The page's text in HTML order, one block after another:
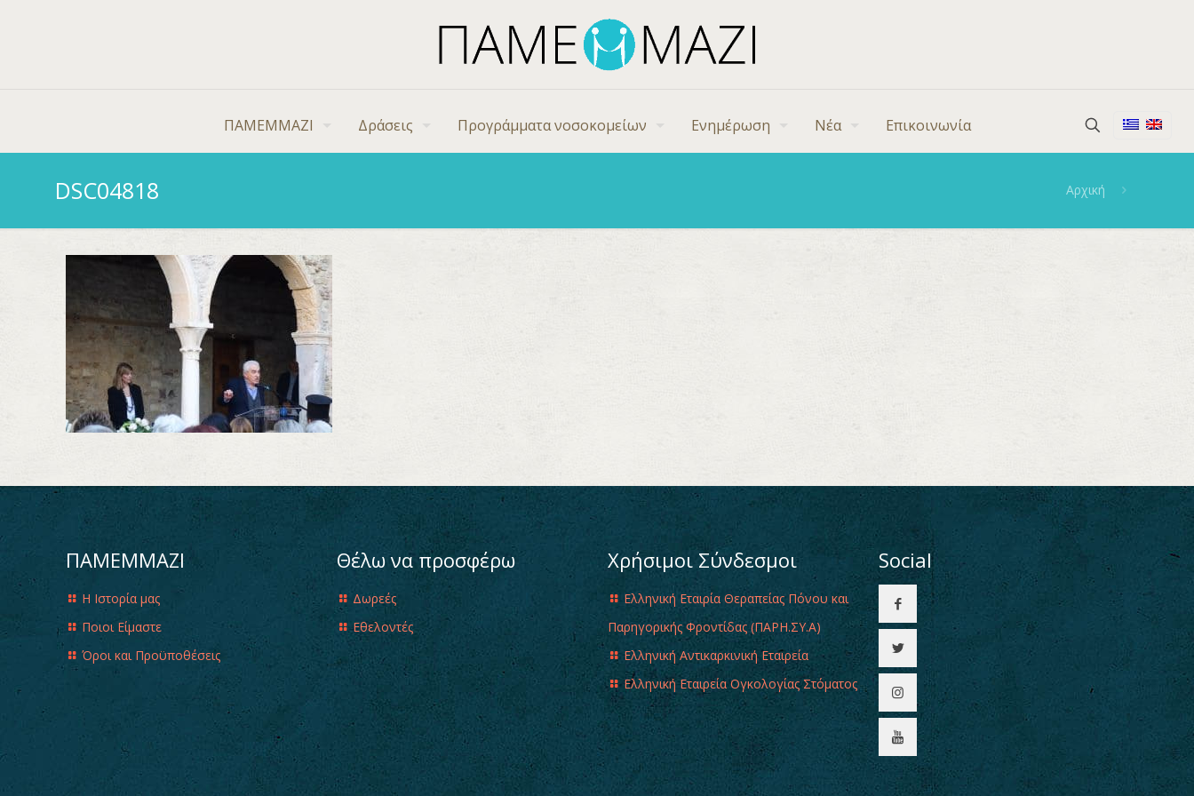
ΠΑΜΕΜΜΑΖΙ Δράσεις Προγράμματα νοσοκομείων Ενημέρωση Νέα Επικοινωνία
DSC04818 Αρχική
ΠΑΜΕΜΜΑΖΙ
Η Ιστορία μας
Ποιοι Είμαστε
Όροι και Προϋποθέσεις
Θέλω να προσφέρω
Δωρεές
Εθελοντές
Χρήσιμοι Σύνδεσμοι
Ελληνική Εταιρία Θεραπείας Πόνου και
Παρηγορικής Φροντίδας (ΠΑΡΗ.ΣΥ.Α)
Ελληνική Αντικαρκινική Εταιρεία
Ελληνική Εταιρεία Ογκολογίας Στόματος
Social